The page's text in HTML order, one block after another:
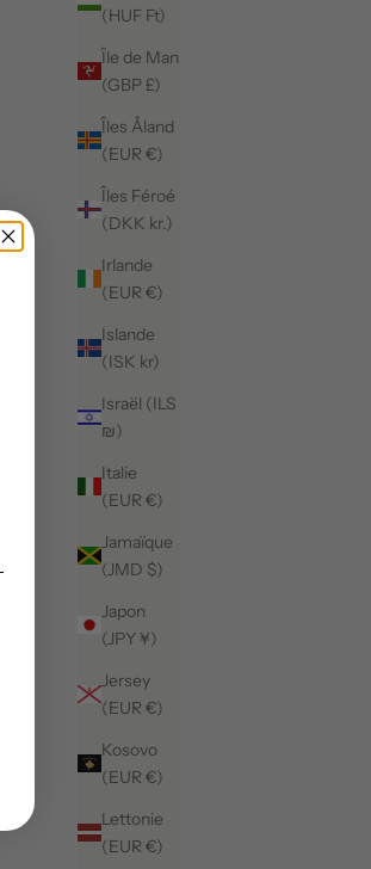
(HUF Ft)
Île de Man
(GBP £)
Îles Åland
(EUR €)
Îles Féroé
(DKK kr.)
Irlande
(EUR €)
Islande
(ISK kr)
Israël (ILS
₪)
Italie
(EUR €)
Jamaïque
(JMD $)
Japon
(JPY ¥)
Jersey
(EUR €)
Kosovo
(EUR €)
Lettonie
(EUR €)